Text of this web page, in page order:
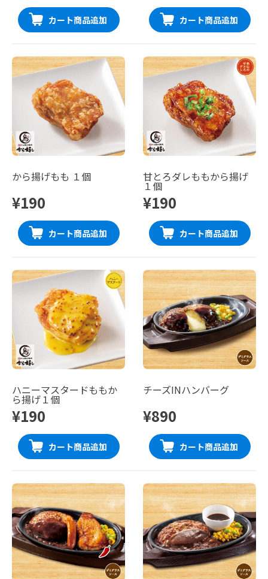
カート商品追加 カート商品追加
から揚げもも １個
¥190
カート商品追加
甘とろダレももから揚げ
１個
¥190
カート商品追加
ハニーマスタードももか
ら揚げ１個
¥190
カート商品追加
チーズINハンバーグ
¥890
カート商品追加